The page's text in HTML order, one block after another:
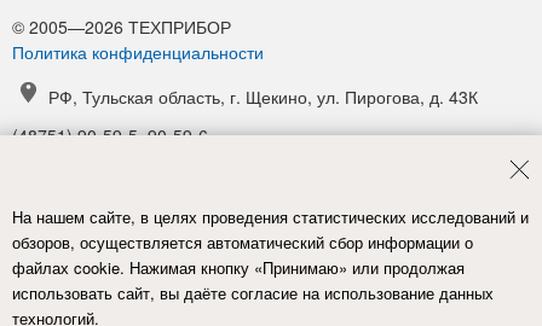
© 2005—2026 ТЕХПРИБОР
Политика конфиденциальности
РФ, Тульская область, г. Щекино, ул. Пирогова, д. 43К
(48751) 90-59-5, 90-59-6
Карта проезда
На нашем сайте, в целях проведения статистических исследований и
обзоров, осуществляется автоматический сбор информации о
файлах cookie. Нажимая кнопку «Принимаю» или продолжая
использовать сайт, вы даёте согласие на использование данных
технологий.